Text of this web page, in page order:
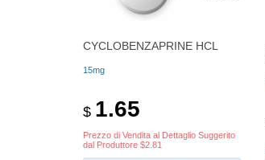
CYCLOBENZAPRINE HCL
15mg
$ 1.65
Prezzo di Vendita al Dettaglio Suggerito
dal Produttore $2.81